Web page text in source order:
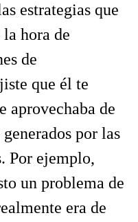
estrategias que
hora de
de
que él te
aprovechaba de
por las
Por ejemplo,
un problema de
era de